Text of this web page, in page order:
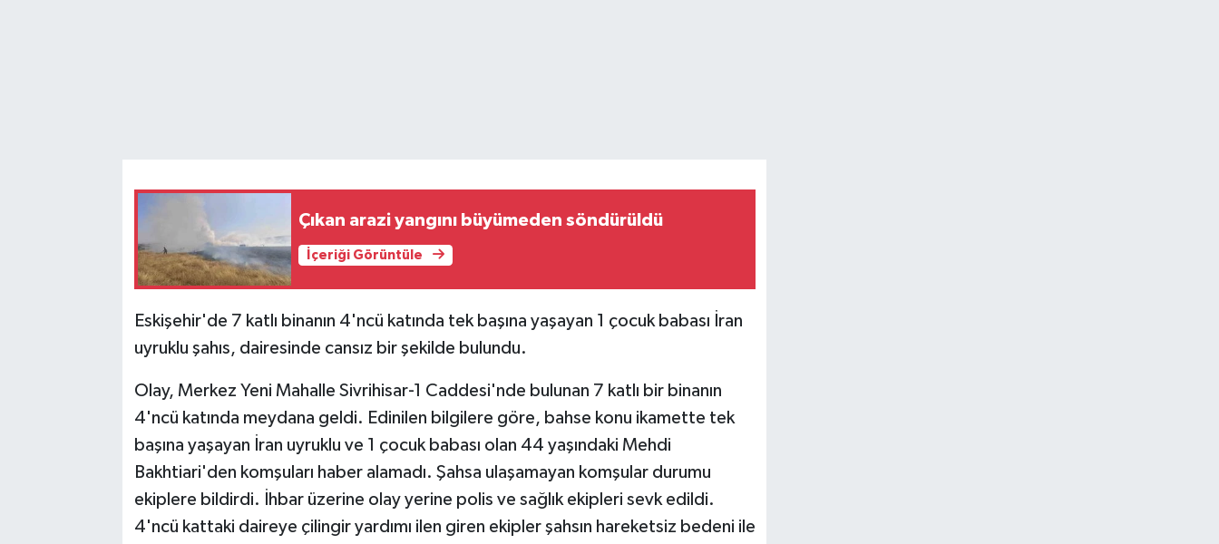
Çıkan arazi yangını büyümeden söndürüldü
İçeriği Görüntüle
Eskişehir'de 7 katlı binanın 4'ncü katında tek başına yaşayan 1 çocuk babası İran
uyruklu şahıs, dairesinde cansız bir şekilde bulundu.
Olay, Merkez Yeni Mahalle Sivrihisar-1 Caddesi'nde bulunan 7 katlı bir binanın
4'ncü katında meydana geldi. Edinilen bilgilere göre, bahse konu ikamette tek
başına yaşayan İran uyruklu ve 1 çocuk babası olan 44 yaşındaki Mehdi
Bakhtiari'den komşuları haber alamadı. Şahsa ulaşamayan komşular durumu
ekiplere bildirdi. İhbar üzerine olay yerine polis ve sağlık ekipleri sevk edildi.
4'ncü kattaki daireye çilingir yardımı ilen giren ekipler şahsın hareketsiz bedeni ile